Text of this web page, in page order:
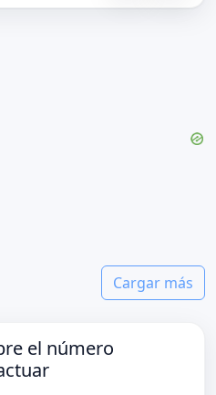
Cargar más
el número